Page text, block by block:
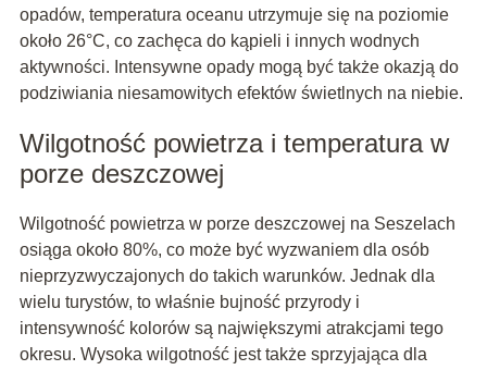
opadów, temperatura oceanu utrzymuje się na poziomie
około 26°C, co zachęca do kąpieli i innych wodnych
aktywności. Intensywne opady mogą być także okazją do
podziwiania niesamowitych efektów świetlnych na niebie.
Wilgotność powietrza i temperatura w
porze deszczowej
Wilgotność powietrza w porze deszczowej na Seszelach
osiąga około 80%, co może być wyzwaniem dla osób
nieprzyzwyczajonych do takich warunków. Jednak dla
wielu turystów, to właśnie bujność przyrody i
intensywność kolorów są największymi atrakcjami tego
okresu. Wysoka wilgotność jest także sprzyjająca dla